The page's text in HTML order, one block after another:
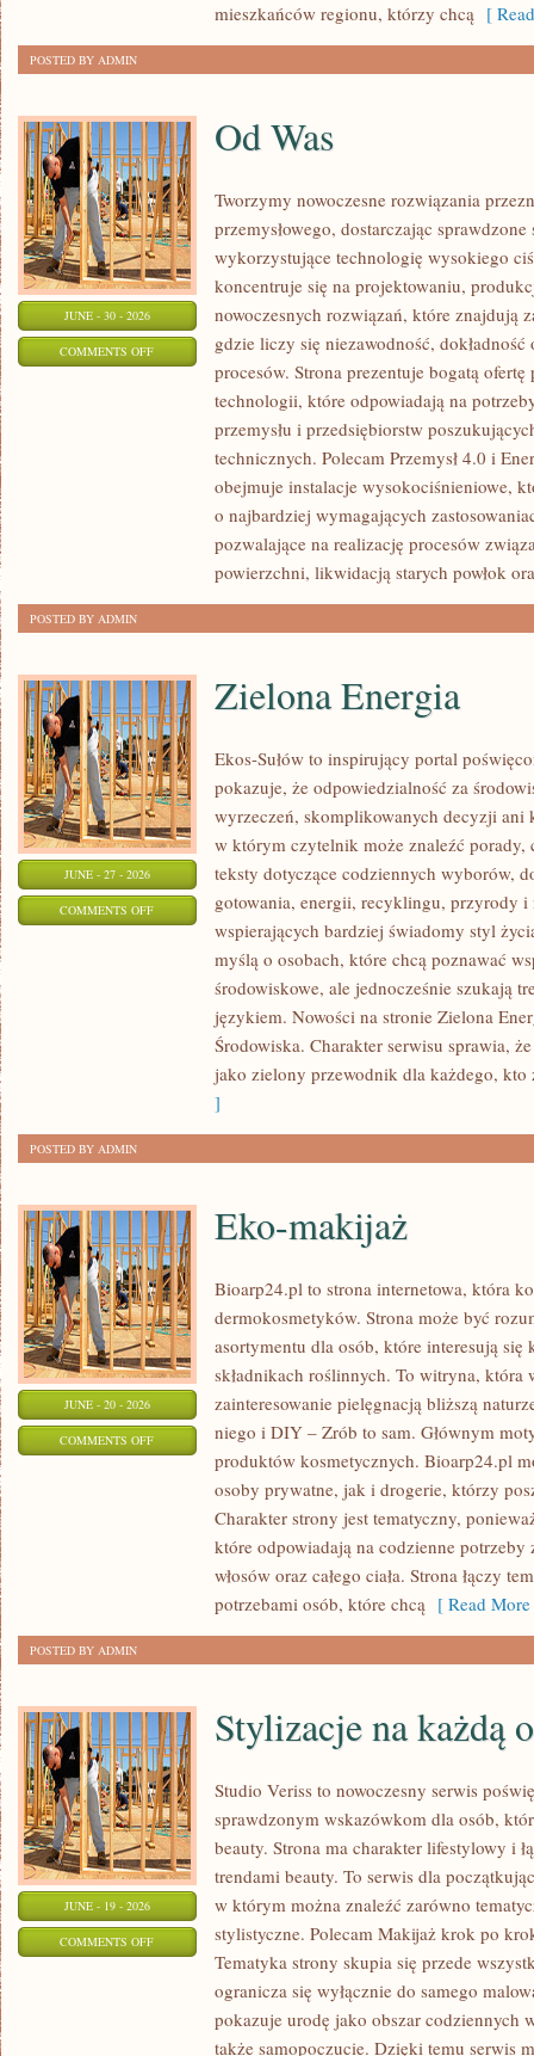
mieszkańców regionu, którzy chcą [
POSTED BY ADMIN
JUNE - 30 - 2026
COMMENTS OFFON
Od Was
Tworzymy nowoczesne rozwiązania
przemysłowego, dostarczając
wykorzystujące technologię wysokiego
koncentruje się na projektowaniu,
nowoczesnych rozwiązań, które znajdują
gdzie liczy się niezawodność,
procesów. Strona prezentuje bogatą ofertę
technologii, które odpowiadają na
przemysłu i przedsiębiorstw
technicznych. Polecam Przemysł 4.0 i
obejmuje instalacje wysokociśnieniowe,
o najbardziej wymagających
pozwalające na realizację procesów
powierzchni, likwidacją starych powłok
POSTED BY ADMIN
JUNE - 27 - 2026
COMMENTS OFFON
Zielona Energia
Ekos-Sułów to inspirujący portal
pokazuje, że odpowiedzialność za
wyrzeczeń, skomplikowanych decyzji ani
w którym czytelnik może znaleźć porady,
teksty dotyczące codziennych wyborów,
gotowania, energii, recyklingu, przyrody i
wspierających bardziej świadomy styl
myślą o osobach, które chcą poznawać
środowiskowe, ale jednocześnie szukają
językiem. Nowości na stronie Zielona
Środowiska. Charakter serwisu sprawia,
jako zielony przewodnik dla każdego, kto
]
POSTED BY ADMIN
JUNE - 20 - 2026
COMMENTS OFFON
Eko-makijaż
Bioarp24.pl to strona internetowa, która
dermokosmetyków. Strona może być
asortymentu dla osób, które interesują
składnikach roślinnych. To witryna, która
zainteresowanie pielęgnacją bliższą
niego i DIY – Zrób to sam. Głównym
produktów kosmetycznych. Bioarp24.pl
osoby prywatne, jak i drogerie, którzy
Charakter strony jest tematyczny,
które odpowiadają na codzienne potrzeby
włosów oraz całego ciała. Strona łączy
potrzebami osób, które chcą [ Read
POSTED BY ADMIN
JUNE - 19 - 2026
COMMENTS OFFON
STYLIZACJE
Stylizacje na każdą
Studio Veriss to nowoczesny serwis
sprawdzonym wskazówkom dla osób,
beauty. Strona ma charakter lifestylowy i
trendami beauty. To serwis dla
w którym można znaleźć zarówno
stylistyczne. Polecam Makijaż krok po
Tematyka strony skupia się przede
ogranicza się wyłącznie do samego
pokazuje urodę jako obszar codziennych
także samopoczucie. Dzięki temu serwis